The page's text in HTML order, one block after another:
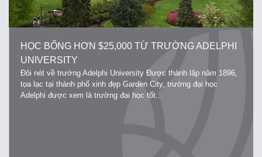
HỌC BỔNG HƠN $25,000 TỪ TRƯỜNG ADELPHI
UNIVERSITY
Đôi nét về trường Adelphi University Được thành lập năm 1896,
tọa lạc tại thành phố xinh đẹp Garden City, trường đại học
Adelphi được xem là trường đại học tốt...